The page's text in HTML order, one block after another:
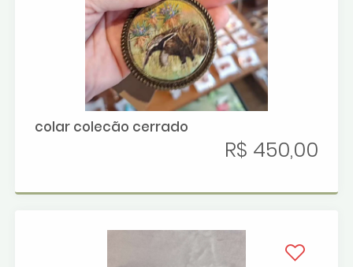
colar colecão cerrado
R$ 450,00